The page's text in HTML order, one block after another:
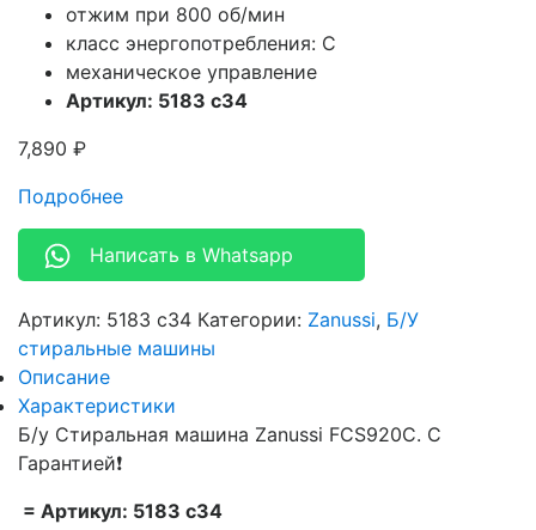
отжим при 800 об/мин
класс энергопотребления: C
механическое управление
Артикул: 5183 c34
7,890 ₽
Подробнее
Написать в Whatsapp
Артикул: 5183 c34 Категории: Zanussi, Б/У
стиральные машины
Описание
Характеристики
Б/у Стиральная машина Zanussi FCS920C. С
Гарантией❗
= Артикул: 5183 c34